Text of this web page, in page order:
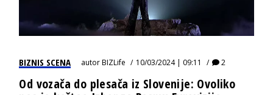
BIZNIS SCENA autorBIZLife 10/03/2024 | 09:11 2
Od vozača do plesača iz Slovenije: Ovoliko